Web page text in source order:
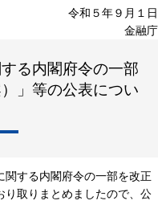
令和５年９月１日
金融庁
る内閣府令の一部
」等の公表につい
する内閣府令の一部を改正
り取りまとめましたので、公